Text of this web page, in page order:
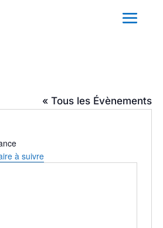
« Tous les Évènements
à suivre